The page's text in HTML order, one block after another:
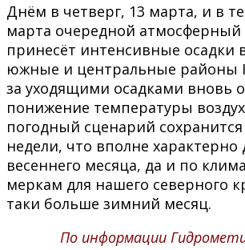
Днём в четверг, 13 марта, и в
марта очередной атмосферный
принесёт интенсивные осадки
южные и центральные районы
за уходящими осадками вновь
понижение температуры
погодный сценарий
недели, что вполне характерно
весеннего месяца, да и по
меркам для нашего северного
таки больше зимний месяц.
По информации